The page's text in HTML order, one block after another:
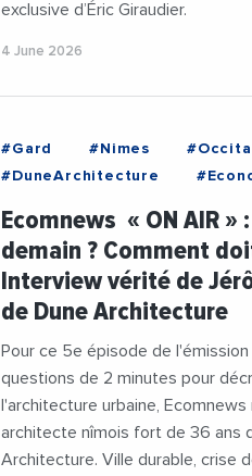
exclusive d’Éric Giraudier.
4 June 2026
#Gard #Nimes
#DuneArchitecture
Ecomnews « ON AIR
demain ? Comment
Interview vérité de
de Dune Architecture
Pour ce 5e épisode de l'émission
questions de 2 minutes pour
l'architecture urbaine,
architecte nîmois fort de 36 ans
Architecture. Ville durable, crise